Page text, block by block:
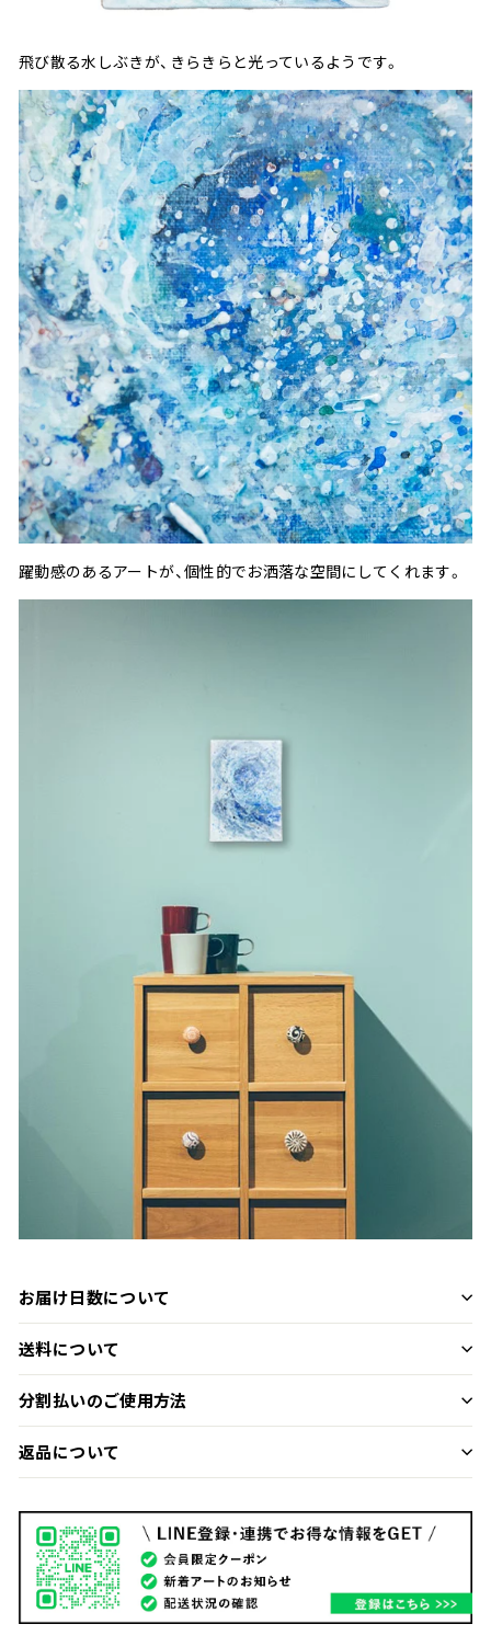
飛び散る水しぶきが、きらきらと光っているようです。
躍動感のあるアートが、個性的でお洒落な空間にしてくれます。
お届け日数について
送料について
分割払いのご使用方法
返品について